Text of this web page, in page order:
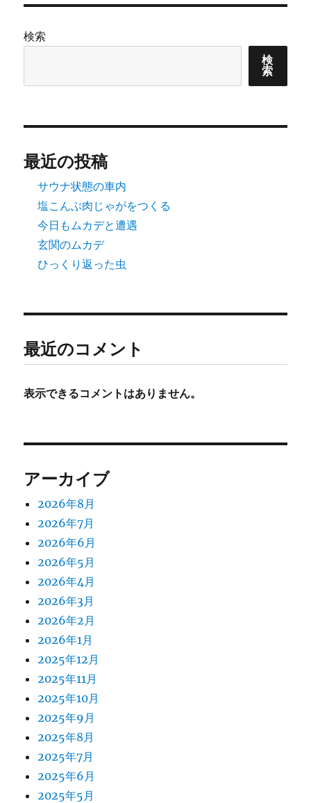
の
ペ
ー
送
り
検索
検
索
最近の投稿
サウナ状態の車内
塩こんぶ肉じゃがをつくる
今日もムカデと遭遇
玄関のムカデ
ひっくり返った虫
最近のコメント
表示できるコメントはありません。
アーカイブ
2026年8月
2026年7月
2026年6月
2026年5月
2026年4月
2026年3月
2026年2月
2026年1月
2025年12月
2025年11月
2025年10月
2025年9月
2025年8月
2025年7月
2025年6月
2025年5月